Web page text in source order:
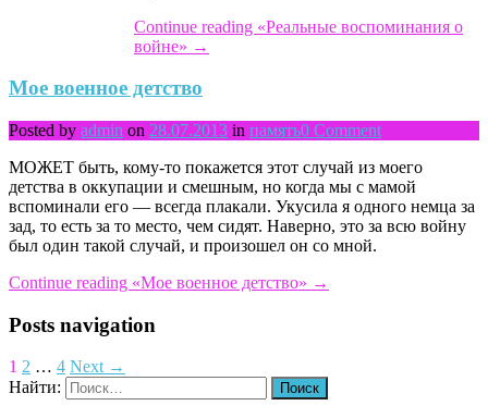
Continue reading «Реальные воспоминания о
войне» →
Мое военное детство
Posted by admin on 28.07.2013 in память0 Comment
МОЖЕТ быть, кому-то покажется этот случай из моего
детства в оккупации и смешным, но когда мы с мамой
вспоминали его — всегда плакали. Укусила я одного немца за
зад, то есть за то место, чем сидят. Наверно, это за всю войну
был один такой случай, и произошел он со мной.
Continue reading «Мое военное детство» →
Posts navigation
1 2 … 4 Next →
Найти: